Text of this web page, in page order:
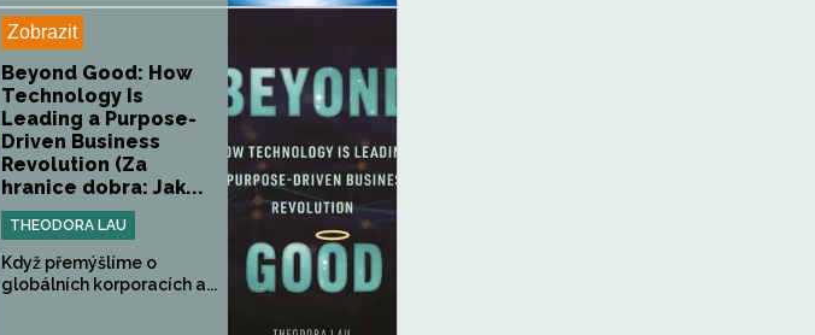
Zobrazit
Beyond Good: How
Technology Is
Leading a Purpose-
Driven Business
Revolution (Za
hranice dobra: Jak...
THEODORA LAU
Když přemýšlíme o
globálních korporacích a...